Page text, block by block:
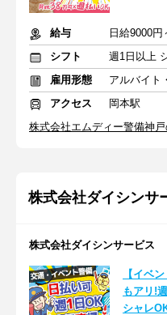
給与
日給9000円
シフト
週1日以上
雇用形態
アルバイト
アクセス
岡本駅
株式会社エムディー警備神
株式会社ダイシンサ
株式会社ダイシンサービス
【イベ
もアリ!
シャレ